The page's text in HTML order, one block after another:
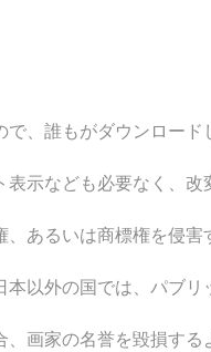
、誰もがダウンロー
示なども必要なく、
あるいは商標権を侵
以外の国では、パブリ
画家の名誉を毀損す